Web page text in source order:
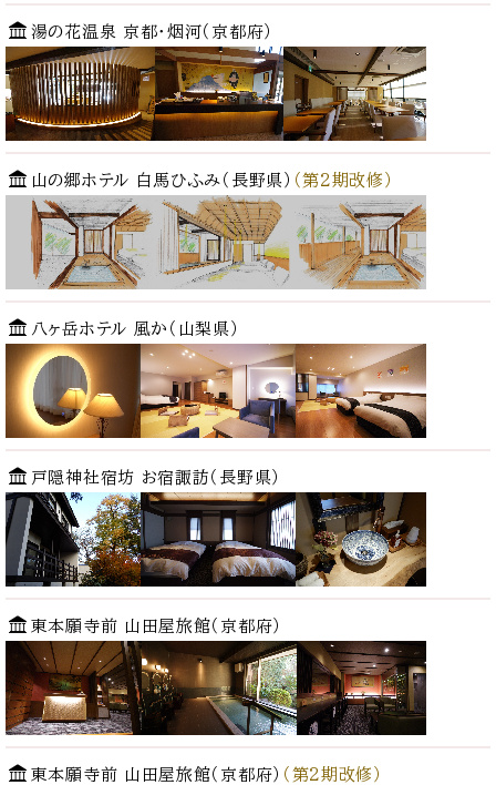
湯の花温泉 京都・烟河（京都府）
山の郷ホテル 白馬ひふみ（長野県） （第2期改修）
八ヶ岳ホテル 風か（山梨県）
戸隠神社宿坊 お宿諏訪（長野県）
東本願寺前 山田屋旅館（京都府）
東本願寺前 山田屋旅館（京都府） （第2期改修）